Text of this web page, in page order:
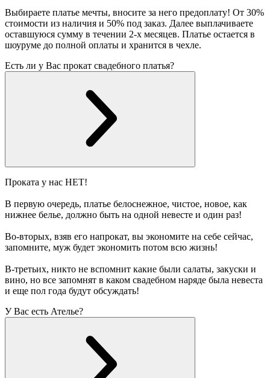
Выбираете платье мечты, вносите за него предоплату! От 30%
стоимости из наличия и 50% под заказ. Далее выплачиваете
оставшуюся сумму в течении 2-х месяцев. Платье остается в
шоуруме до полной оплаты и хранится в чехле.
Есть ли у Вас прокат свадебного платья?
Проката у нас НЕТ!
В первую очередь, платье белоснежное, чистое, новое, как
нижнее белье, должно быть на одной невесте и один раз!
Во-вторых, взяв его напрокат, вы экономите на себе сейчас,
запомните, муж будет экономить потом всю жизнь!
В-третьих, никто не вспомнит какие были салаты, закуски и
вино, но все запомнят в каком свадебном наряде была невеста
и еще пол года будут обсуждать!
У Вас есть Ателье?